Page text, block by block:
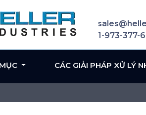
1-973-377-
CÁC GIẢI PHÁP XỬ LÝ